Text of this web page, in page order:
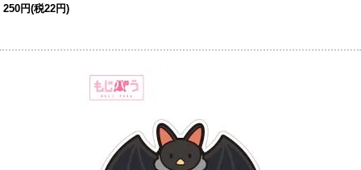
250円(税22円)